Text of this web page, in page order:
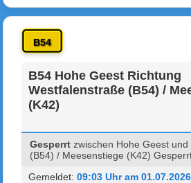
B54
B54 Hohe Geest Richtung
Westfalenstraße (B54) /
(K42)
Gesperrt zwischen Hohe Geest
(B54) / Meesenstiege (K42)
Gemeldet:09:03 Uhr am 01.07.2026